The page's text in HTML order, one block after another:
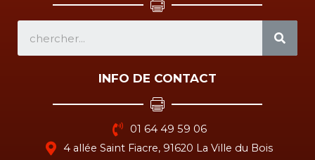
INFO DE CONTACT
01 64 49 59 06
4 allée Saint Fiacre, 91620 La Ville du Bois